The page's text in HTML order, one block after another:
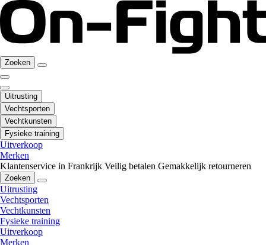
Zoeken
Uitrusting
Vechtsporten
Vechtkunsten
Fysieke training
Uitverkoop
Merken
Klantenservice in Frankrijk Veilig betalen Gemakkelijk retourneren
Zoeken
Uitrusting
Vechtsporten
Vechtkunsten
Fysieke training
Uitverkoop
Merken